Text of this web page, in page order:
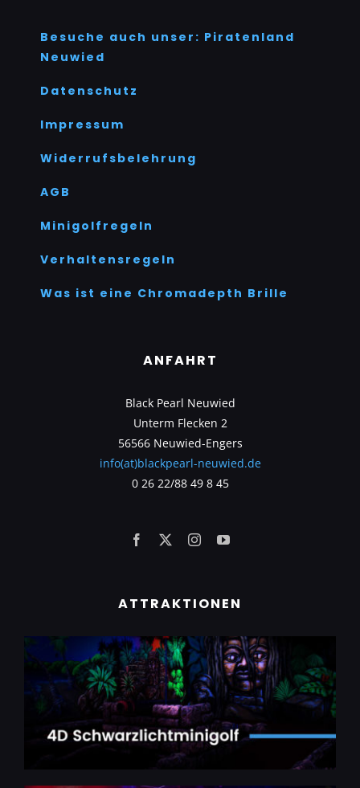
Besuche auch unser: Piratenland
Neuwied
Datenschutz
Impressum
Widerrufsbelehrung
AGB
Minigolfregeln
Verhaltensregeln
Was ist eine Chromadepth Brille
ANFAHRT
Black Pearl Neuwied
Unterm Flecken 2
56566 Neuwied-Engers
info(at)blackpearl-neuwied.de
0 26 22/88 49 8 45
ATTRAKTIONEN